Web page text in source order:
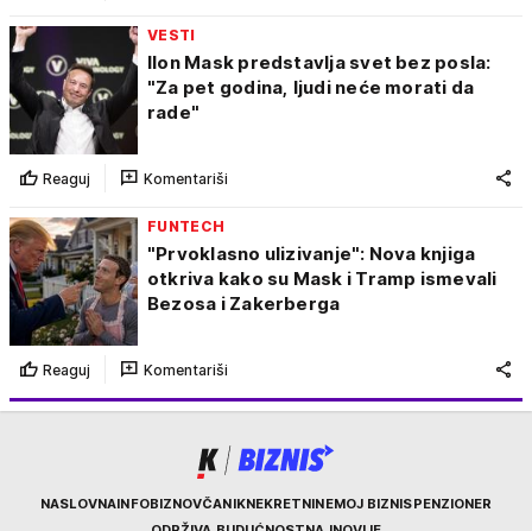
VESTI
Ilon Mask predstavlja svet bez posla:
"Za pet godina, ljudi neće morati da
rade"
Reaguj Komentariši
FUNTECH
"Prvoklasno ulizivanje": Nova knjiga
otkriva kako su Mask i Tramp ismevali
Bezosa i Zakerberga
Reaguj Komentariši
KurirNASLOVNAINFOBIZNOVČANIKNEKRETNINEMOJ BIZNISPENZIONER